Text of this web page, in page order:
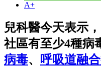
A+
兒科醫今天表示
社區有至少4種病
病毒、 呼吸道融